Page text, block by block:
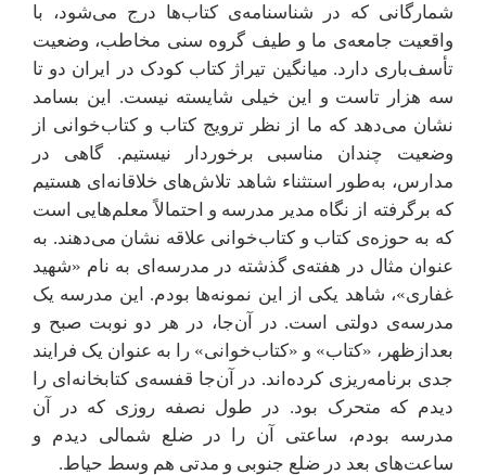
شمارگانی که در شناسنامه‌ی کتاب‌ها درج‌ می‌شود، با
واقعیت جامعه‌ی ما و طیف گروه سنی مخاطب، وضعیت
تأسف‌باری دارد. میانگین تیراژ کتاب کودک در ایران دو تا
سه هزار تاست و این خیلی شایسته نیست. این بسامد
نشان می‌دهد که ما از نظر ترویج کتاب و کتاب‌خوانی از
وضعیت چندان مناسبی برخوردار نیستیم. گاهی در
مدارس، به‌طور استثناء شاهد تلاش‌های خلاقانه‌ای هستیم
که برگرفته از نگاه مدیر مدرسه و احتمالاً معلم‌هایی است
که به حوزه‌ی کتاب و کتاب‌خوانی علاقه نشان می‌دهند. به
عنوان مثال در هفته‌ی گذشته در مدرسه‌ای به نام «شهید
غفاری»، شاهد یکی از این نمونه‌ها بودم. این مدرسه یک
مدرسه‌ی دولتی است. در آن‌جا، در هر دو نوبت صبح و
بعدازظهر، «کتاب» و «کتاب‌خوانی» را به عنوان یک فرایند
جدی برنامه‌ریزی کرده‌اند. در آن‌جا قفسه‌ی کتابخانه‌ای را
دیدم که متحرک بود. در طول نصفه روزی که در آن
مدرسه بودم، ساعتی آن را در ضلع شمالی دیدم و
ساعت‌های بعد در ضلع جنوبی و مدتی هم وسط حیاط.